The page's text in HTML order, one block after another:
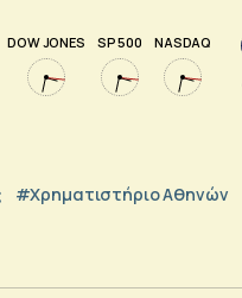
DOW JONES SP 500 NASDAQ
#Χρηματιστήριο Αθηνών